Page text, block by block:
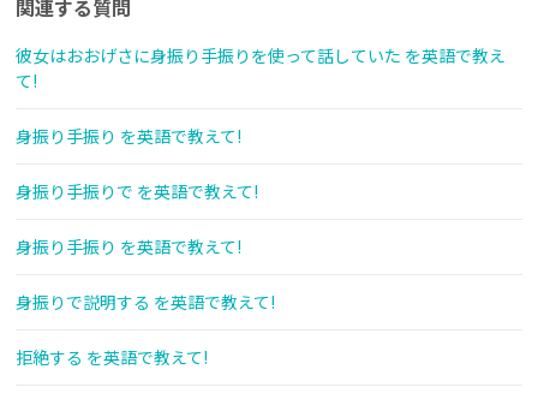
関連する質問
彼女はおおげさに身振り手振りを使って話していた を英語で教え
て!
身振り手振り を英語で教えて!
身振り手振りで を英語で教えて!
身振り手振り を英語で教えて!
身振りで説明する を英語で教えて!
拒絶する を英語で教えて!